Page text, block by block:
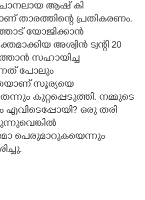
ആഷ് കി
താരത്തിന്റെ പ്രതികരണം.
യോജിക്കാൻ
അശ്വിൻ ട്വന്‍റി 20
സഹായിച്ച
പോലും
സൂര്യയെ
കുറ്റപ്പെടുത്തി. നമ്മുടെ
എവിടെപ്പോയി? ഒരു തരി
പെരുമാറുകയെന്നും